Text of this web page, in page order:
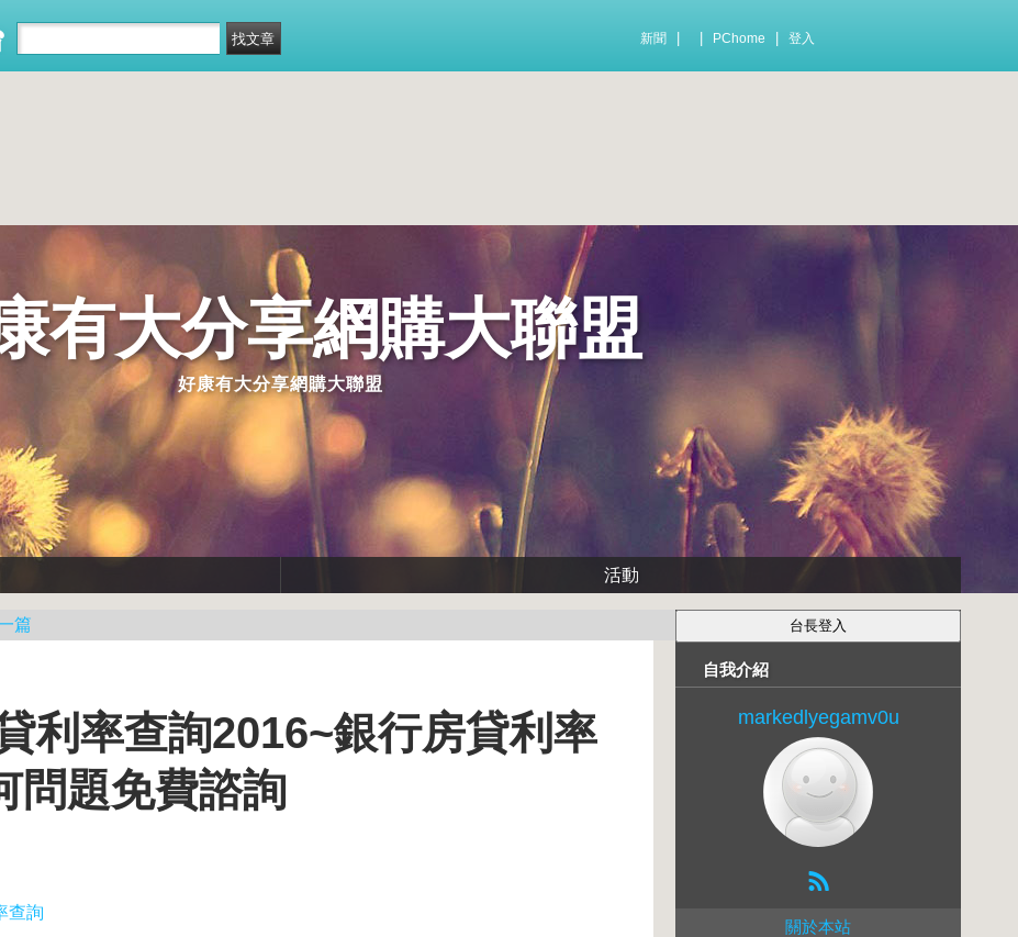
新聞 PChome 登入
有大分享網購大聯盟
好康有大分享網購大聯盟
活動
篇
利率查詢2016~銀行房貸利率
問題免費諮詢
查詢
自我介紹
markedlyegamv0u
關於本站